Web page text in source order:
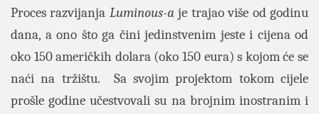
Proces razvijanja Luminous-a je trajao više od godinu
dana, a ono što ga čini jedinstvenim jeste i cijena od
oko 150 američkih dolara (oko 150 eura) s kojom će se
naći na tržištu. Sa svojim projektom tokom cijele
prošle godine učestvovali su na brojnim inostranim i